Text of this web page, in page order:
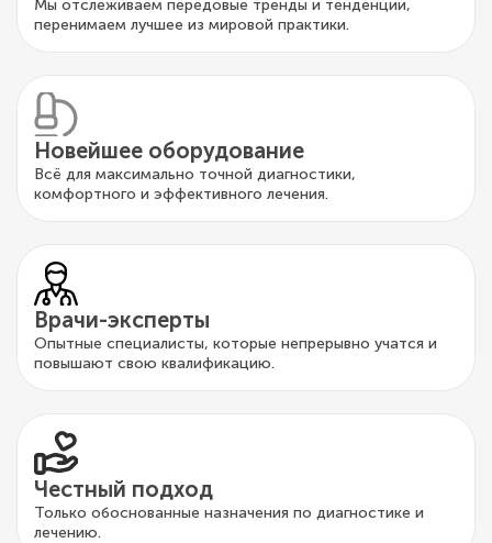
Мы отслеживаем передовые тренды и тенденции,
перенимаем лучшее из мировой практики.
Новейшее оборудование
Всё для максимально точной диагностики,
комфортного и эффективного лечения.
Врачи-эксперты
Опытные специалисты, которые непрерывно учатся и
повышают свою квалификацию.
Честный подход
Только обоснованные назначения по диагностике и
лечению.